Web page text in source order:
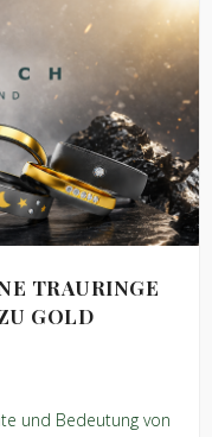
TRAURINGE
GOLD
und Bedeutung von